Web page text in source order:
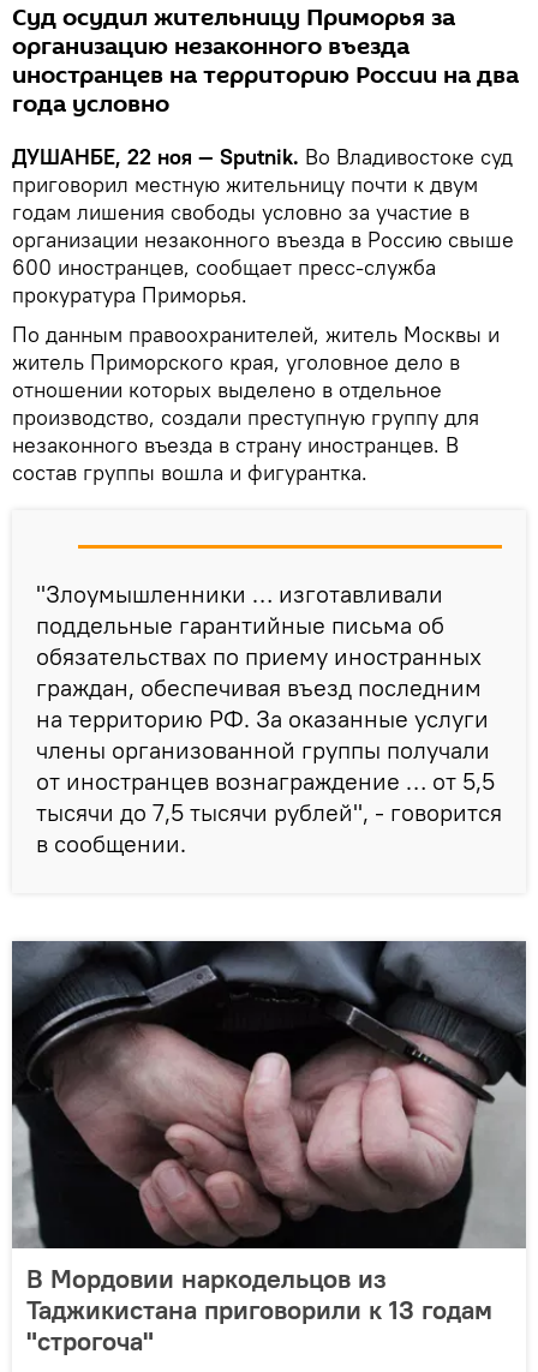
Суд осудил жительницу Приморья за
организацию незаконного въезда
иностранцев на территорию России на два
года условно
ДУШАНБЕ, 22 ноя — Sputnik. Во Владивостоке суд
приговорил местную жительницу почти к двум
годам лишения свободы условно за участие в
организации незаконного въезда в Россию свыше
600 иностранцев, сообщает пресс-служба
прокуратура Приморья.
По данным правоохранителей, житель Москвы и
житель Приморского края, уголовное дело в
отношении которых выделено в отдельное
производство, создали преступную группу для
незаконного въезда в страну иностранцев. В
состав группы вошла и фигурантка.
"Злоумышленники … изготавливали
поддельные гарантийные письма об
обязательствах по приему иностранных
граждан, обеспечивая въезд последним
на территорию РФ. За оказанные услуги
члены организованной группы получали
от иностранцев вознаграждение … от 5,5
тысячи до 7,5 тысячи рублей", - говорится
в сообщении.
В Мордовии наркодельцoв из
Таджикистана приговорили к 13 годам
"строгоча"